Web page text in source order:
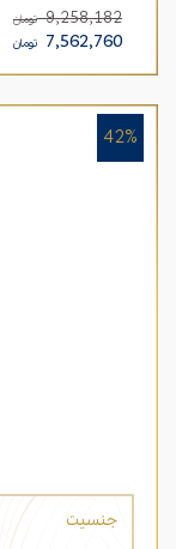
9,258,182 تومان
7,562,760 تومان
جنسیت
42%